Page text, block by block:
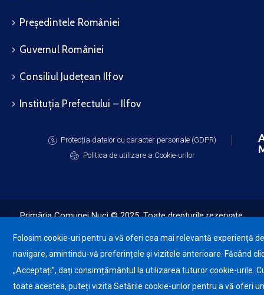
Președintele României
Guvernul României
Consiliul Județean Ilfov
Instituția Prefectului – Ilfov
Protecția datelor cu caracter personale (GDPR)
Politica de utilizare a Cookie-urilor
Primăria Comunei Nuci © 2025. Toate drepturile rezervate.
Folosim cookie-uri pentru a vă oferi cea mai relevantă experiență de
navigare, amintindu-vă preferințele și vizitele anterioare. Făcând
„Acceptați”, dați consimțământul la utilizarea tuturor cookie-urile.
toate acestea, puteți vizita Setările cookie-urilor pentru a vă oferi un